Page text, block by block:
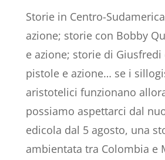
Storie in Centro-
azione; storie con Bobby
e azione; storie di Giusfredi
pistole e azione… se i
aristotelici funzionano
possiamo aspettarci dal
edicola dal 5 agosto, una
ambientata tra Colombia e